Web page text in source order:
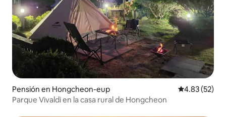
Pensión en Hongcheon-eup Calificación
4.83 (52)
Parque Vivaldi en la casa rural de Hongcheon